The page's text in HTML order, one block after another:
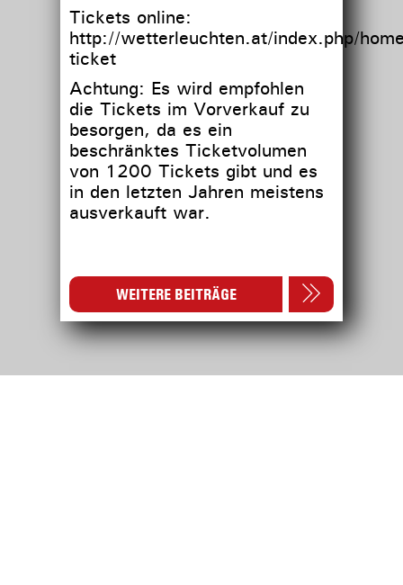
Tickets online:
http://wetterleuchten.at/index.php/
ticket
Achtung: Es wird empfohlen
die Tickets im Vorverkauf zu
besorgen, da es ein
beschränktes Ticketvolumen
von 1200 Tickets gibt und es
in den letzten Jahren meistens
ausverkauft war.
WEITERE BEITRÄGE